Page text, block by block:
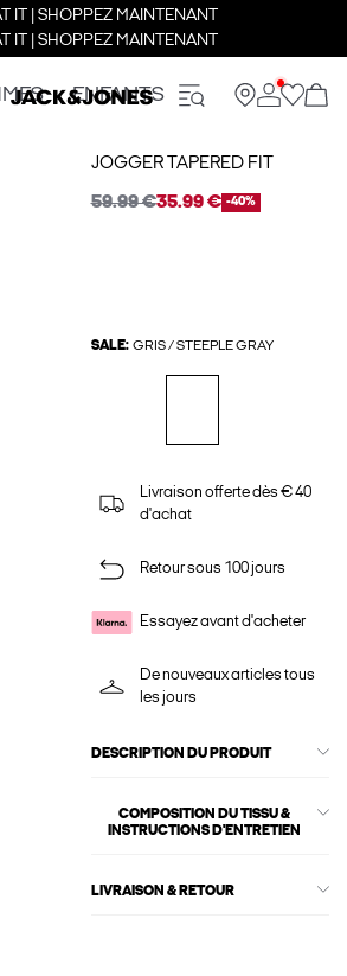
IT | SHOPPEZ MAINTENANT
IT | SHOPPEZ MAINTENANT
ENFANTS
JOGGER TAPERED FIT
59.99 €35.99 € -40%
SALE: GRIS / STEEPLE GRAY
Livraison offerte dès € 40
d'achat
Retour sous 100 jours
Essayez avant d'acheter
De nouveaux articles tous
les jours
DESCRIPTION DU PRODUIT
COMPOSITION DU TISSU &
INSTRUCTIONS D'ENTRETIEN
LIVRAISON & RETOUR